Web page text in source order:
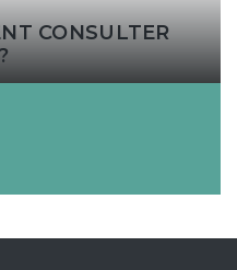
CONSULTER